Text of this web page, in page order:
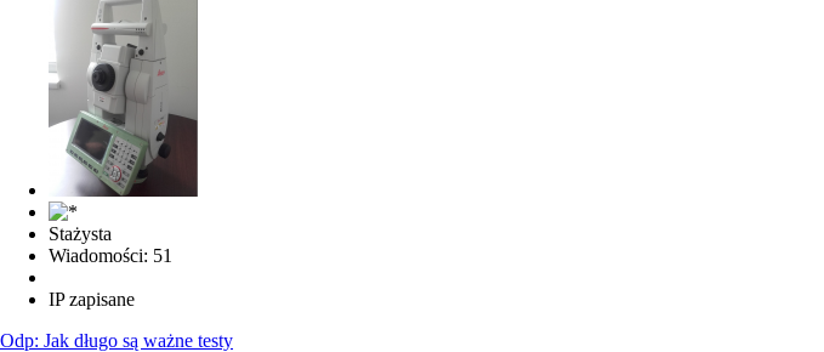
Stażysta
Wiadomości: 51
IP zapisane
Odp: Jak długo są ważne testy